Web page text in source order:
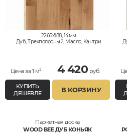
2266x188, 14мм
Дуб, Трехполосный, Масло, Кантри
Цена за 1 м² 4 420 руб.
КУПИТЬ
ДЕШЕВЛЕ
В КОРЗИНУ
Паркетная доска
WOOD BEE ДУБ КОНЬЯК